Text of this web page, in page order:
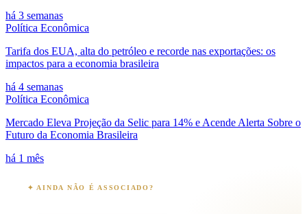
há 3 semanas
Política Econômica
Tarifa dos EUA, alta do petróleo e recorde nas exportações: os
impactos para a economia brasileira
há 4 semanas
Política Econômica
Mercado Eleva Projeção da Selic para 14% e Acende Alerta Sobre o
Futuro da Economia Brasileira
há 1 mês
✦ AINDA NÃO É ASSOCIADO?